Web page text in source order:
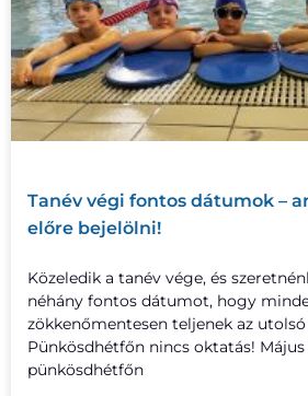
Tanév végi fontos dátumok –
előre bejelölni!
Közeledik a tanév vége, és
néhány fontos dátumot, hogy
zökkenőmentesen teljenek az
Pünkösdhétfőn nincs oktatás! Május
pünkösdhétfőn